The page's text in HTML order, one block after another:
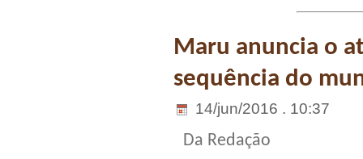
Maru anuncia o
sequência do
14/jun/2016 . 10:37
Da Redação